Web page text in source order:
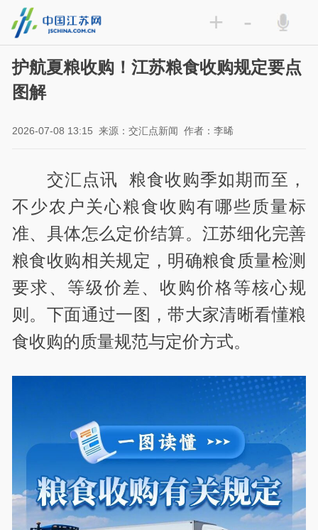
+ -
护航夏粮收购！江苏粮食收购规定要点
图解
2026-07-08 13:15 来源：交汇点新闻 作者：李晞
交汇点讯 粮食收购季如期而至，
不少农户关心粮食收购有哪些质量标
准、具体怎么定价结算。江苏细化完善
粮食收购相关规定，明确粮食质量检测
要求、等级价差、收购价格等核心规
则。下面通过一图，带大家清晰看懂粮
食收购的质量规范与定价方式。